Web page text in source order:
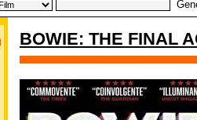
BOWIE: THE FINAL